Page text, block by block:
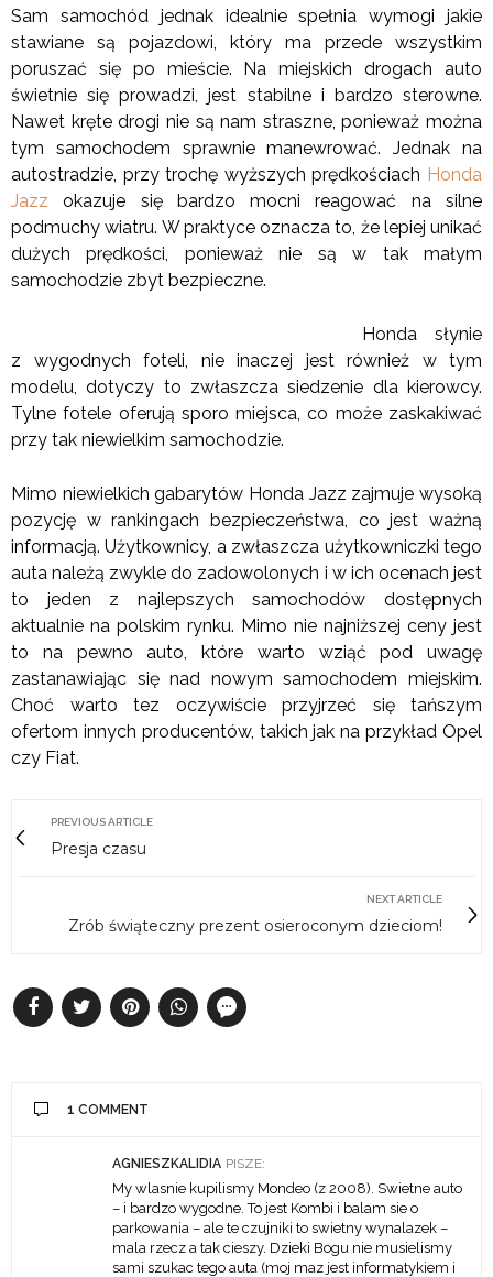
Sam samochód jednak idealnie spełnia wymogi jakie
stawiane są pojazdowi, który ma przede wszystkim
poruszać się po mieście. Na miejskich drogach auto
świetnie się prowadzi, jest stabilne i bardzo sterowne.
Nawet kręte drogi nie są nam straszne, ponieważ można
tym samochodem sprawnie manewrować. Jednak na
autostradzie, przy trochę wyższych prędkościach Honda
Jazz okazuje się bardzo mocni reagować na silne
podmuchy wiatru. W praktyce oznacza to, że lepiej unikać
dużych prędkości, ponieważ nie są w tak małym
samochodzie zbyt bezpieczne.
Honda słynie
z wygodnych foteli, nie inaczej jest również w tym
modelu, dotyczy to zwłaszcza siedzenie dla kierowcy.
Tylne fotele oferują sporo miejsca, co może zaskakiwać
przy tak niewielkim samochodzie.
Mimo niewielkich gabarytów Honda Jazz zajmuje wysoką
pozycję w rankingach bezpieczeństwa, co jest ważną
informacją. Użytkownicy, a zwłaszcza użytkowniczki tego
auta należą zwykle do zadowolonych i w ich ocenach jest
to jeden z najlepszych samochodów dostępnych
aktualnie na polskim rynku. Mimo nie najniższej ceny jest
to na pewno auto, które warto wziąć pod uwagę
zastanawiając się nad nowym samochodem miejskim.
Choć warto tez oczywiście przyjrzeć się tańszym
ofertom innych producentów, takich jak na przykład Opel
czy Fiat.
PREVIOUS ARTICLE
Presja czasu
NEXT ARTICLE
Zrób świąteczny prezent osieroconym dzieciom!
1 COMMENT
AGNIESZKALIDIA PISZE:
My wlasnie kupilismy Mondeo (z 2008). Swietne auto
– i bardzo wygodne. To jest Kombi i balam sie o
parkowania – ale te czujniki to swietny wynalazek –
mala rzecz a tak cieszy. Dzieki Bogu nie musielismy
sami szukac tego auta (moj maz jest informatykiem i